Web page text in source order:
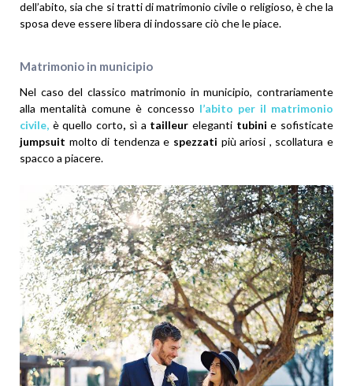
dell’abito, sia che si tratti di matrimonio civile o religioso, è che la
sposa deve essere libera di indossare ciò che le piace.
Matrimonio in municipio
Nel caso del classico matrimonio in municipio, contrariamente
alla mentalità comune è concesso l’abito per il matrimonio
civile, è quello corto, sì a tailleur eleganti tubinie sofisticate
jumpsuit molto di tendenza e spezzati più ariosi , scollatura e
spacco a piacere.